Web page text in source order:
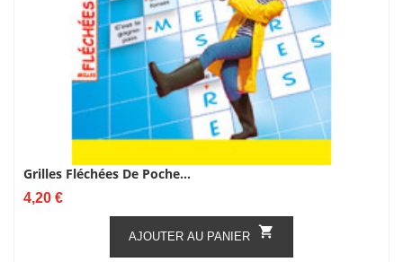
Grilles Fléchées De Poche...
Prix
4,20 €
AJOUTER AU PANIER 